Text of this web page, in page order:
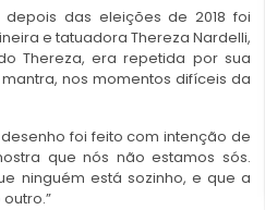
das eleições de 2018 foi
e tatuadora Thereza Nardelli,
Thereza, era repetida por sua
nos momentos difíceis da
foi feito com intenção de
que nós não estamos sós.
ninguém está sozinho, e que a